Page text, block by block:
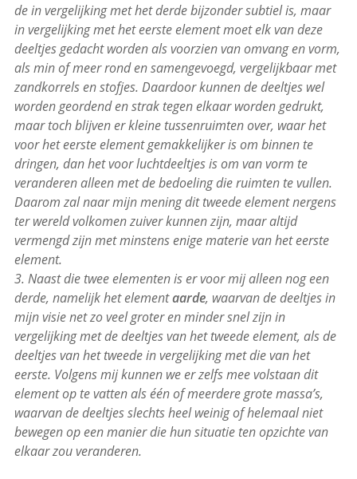
de in vergelijking met het derde bijzonder subtiel is, maar
in vergelijking met het eerste element moet elk van deze
deeltjes gedacht worden als voorzien van omvang en vorm,
als min of meer rond en samengevoegd, vergelijkbaar met
zandkorrels en stofjes. Daardoor kunnen de deeltjes wel
worden geordend en strak tegen elkaar worden gedrukt,
maar toch blijven er kleine tussenruimten over, waar het
voor het eerste element gemakkelijker is om binnen te
dringen, dan het voor luchtdeeltjes is om van vorm te
veranderen alleen met de bedoeling die ruimten te vullen.
Daarom zal naar mijn mening dit tweede element nergens
ter wereld volkomen zuiver kunnen zijn, maar altijd
vermengd zijn met minstens enige materie van het eerste
element.
3. Naast die twee elementen is er voor mij alleen nog een
derde, namelijk het elementaarde, waarvan de deeltjes in
mijn visie net zo veel groter en minder snel zijn in
vergelijking met de deeltjes van het tweede element, als de
deeltjes van het tweede in vergelijking met die van het
eerste. Volgens mij kunnen we er zelfs mee volstaan dit
element op te vatten als één of meerdere grote massa’s,
waarvan de deeltjes slechts heel weinig of helemaal niet
bewegen op een manier die hun situatie ten opzichte van
elkaar zou veranderen.